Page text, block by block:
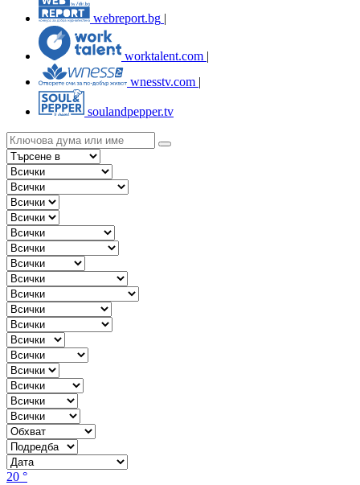
webreport.bg
worktalent.com |
wnesstv.com |
soulandpepper.tv
20 °